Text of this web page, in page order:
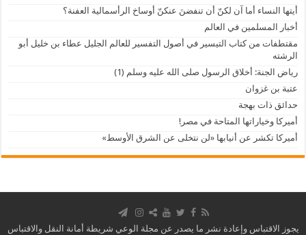
أيتها النساء أما آن لكنّ أن تنفضنَ عنكنّ أوساخ الرأسمالية العفنة؟
أخبار المسلمين في العالم
مقتطفات من كتاب التيسير في أصول التفسير للعالم الجليل عطاء بن خليل أبو
الرشته
رياض الجنة: أخلاق الرسول صلى الله عليه وسلم (1)
عتبة بن غزوان
حدائق ذات بهجة
أميركا وخياراتها المتاحة في مصر!
أميركا تكشر عن أنيابها «لن نتخلى عن الشرق الأوسط»
يجوز الاقتباس وإعادة نشر ما يصدر عن مجلة الوعي شريطة أمانة النقل والاقتباس